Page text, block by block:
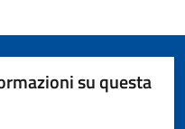
su questa